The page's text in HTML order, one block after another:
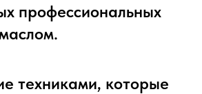
профессиональных
техниками, которые